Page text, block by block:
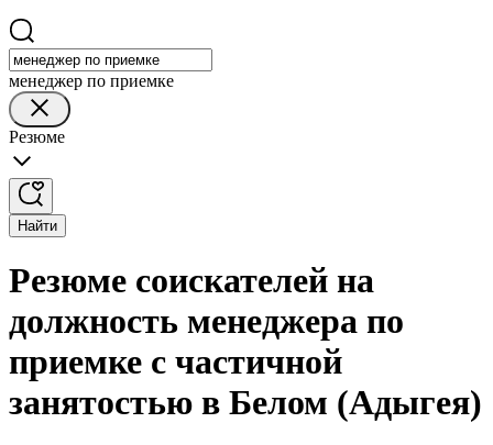
менеджер по приемке
Резюме
Найти
Резюме соискателей на
должность менеджера по
приемке с частичной
занятостью в Белом (Адыгея)